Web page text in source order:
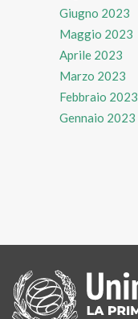
Giugno 2023
Maggio 2023
Aprile 2023
Marzo 2023
Febbraio 2023
Gennaio 2023